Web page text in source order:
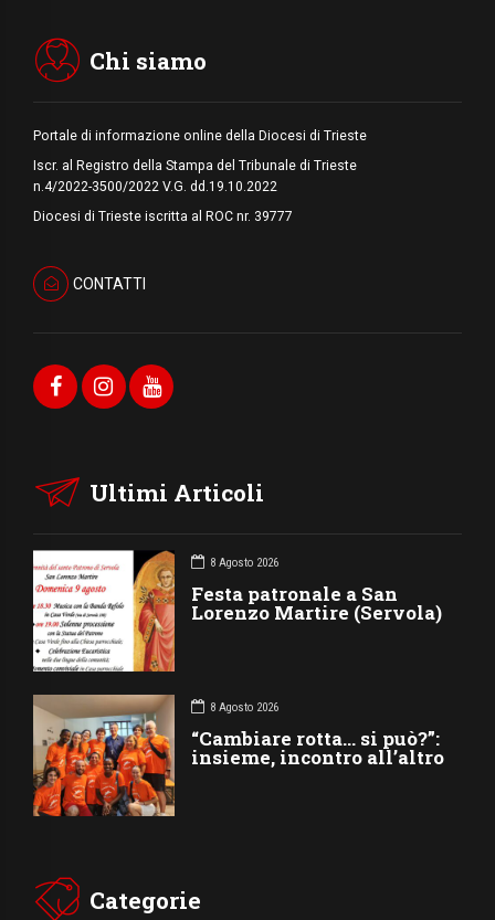
Chi siamo
Portale di informazione online della Diocesi di Trieste
Iscr. al Registro della Stampa del Tribunale di Trieste
n.4/2022-3500/2022 V.G. dd.19.10.2022
Diocesi di Trieste iscritta al ROC nr. 39777
CONTATTI
Ultimi Articoli
8 Agosto 2026
Festa patronale a San
Lorenzo Martire (Servola)
8 Agosto 2026
“Cambiare rotta… si può?”:
insieme, incontro all’altro
Categorie